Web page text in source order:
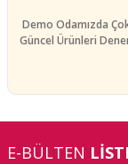
Demo Odamızda
Güncel Ürünleri
E-BÜLTEN